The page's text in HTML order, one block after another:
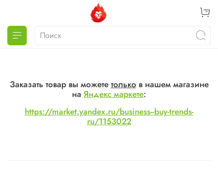
Заказать товар вы можете только в нашем магазине
на Яндекс маркете:
https://market.yandex.ru/business--buy-trends-
ru/1153022